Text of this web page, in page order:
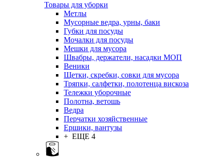
Товары для уборки
Метлы
Мусорные ведра, урны, баки
Губки для посуды
Мочалки для посуды
Мешки для мусора
Швабры, держатели, насадки МОП
Веники
Щетки, скребки, совки для мусора
Тряпки, салфетки, полотенца вискоза
Тележки уборочные
Полотна, ветошь
Ведра
Перчатки хозяйственные
Ершики, вантузы
+ ЕЩЕ 4